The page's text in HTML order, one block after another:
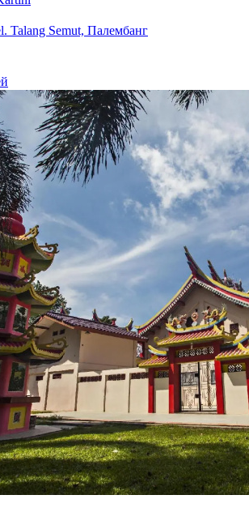
Talang Semut, Палембанг